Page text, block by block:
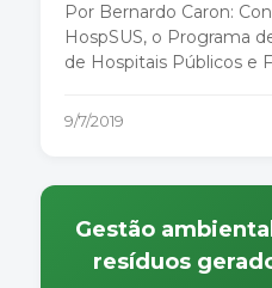
Por Bernardo Caron:
HospSUS, o Programa
de Hospitais Públicos e
com o projeto de lei que
9/7/2019
Gestão
resíduos